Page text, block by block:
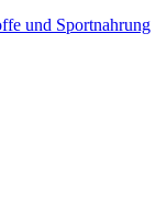
und Sportnahrung